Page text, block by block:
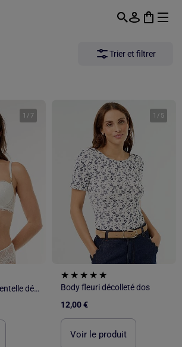
Trier et filtrer
1 / 7
Soutien-gorge en dentelle décolleté plongeant
1 / 5
Body fleuri décolleté dos
12,00 €
Voir le produit